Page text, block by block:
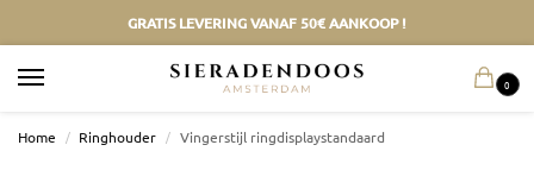
GRATIS LEVERING VANAF 50€ AANKOOP !
0
Home / Ringhouder / Vingerstijl ringdisplaystandaard